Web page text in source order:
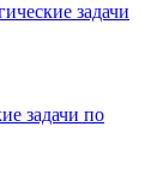
задачи
задачи по